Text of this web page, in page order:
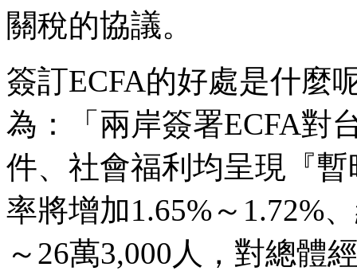
關稅的協議。
簽訂ECFA的好處是什麼
為：「兩岸簽署ECFA對
件、社會福利均呈現『
率將增加1.65%～1.72%
～26萬3,000人，對總體